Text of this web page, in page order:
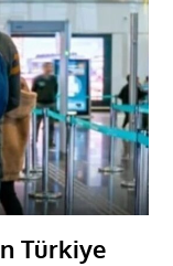
Türkiye